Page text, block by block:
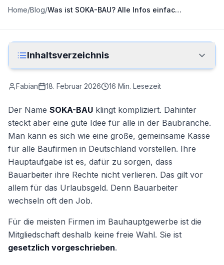
896
Home/Blog/ Was ist SOKA-BAU? Alle Infos einfach erklärt
Inhaltsverzeichnis
Fabian 18. Februar 2026 16 Min. Lesezeit
Der Name SOKA-BAU klingt kompliziert. Dahinter
steckt aber eine gute Idee für alle in der Baubranche.
Man kann es sich wie eine große, gemeinsame Kasse
für alle Baufirmen in Deutschland vorstellen. Ihre
Hauptaufgabe ist es, dafür zu sorgen, dass
Bauarbeiter ihre Rechte nicht verlieren. Das gilt vor
allem für das Urlaubsgeld. Denn Bauarbeiter
wechseln oft den Job.
Für die meisten Firmen im Bauhauptgewerbe ist die
Mitgliedschaft deshalb keine freie Wahl. Sie ist
gesetzlich vorgeschrieben.